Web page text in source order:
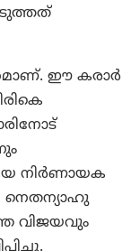
ഈ കരാർ
നിർണായക
നെതന്യാഹു
വിജയവും